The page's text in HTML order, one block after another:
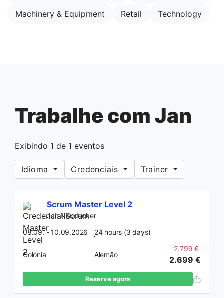
Machinery & Equipment
Retail Technology
Trabalhe com Jan
Exibindo 1 de 1 eventos
Idioma Credenciais Trainer
are a
human,
ignore
this
field
Scrum Master Level 2
Jan Neudecker
08.09. - 10.09.2026
24 hours (3 days)
Colónia Alemão
2.799 €
2.699 €
Reserve agora